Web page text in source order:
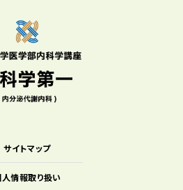
サイトマップ
情報取り扱い